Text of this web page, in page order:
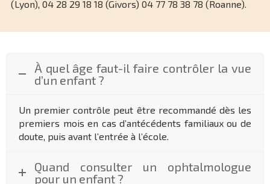
(Lyon), 04 28 29 18 18 (Givors) 04 77 78 38 78 (Roanne).
À quel âge faut-il faire contrôler la vue
d’un enfant ?
Un premier contrôle peut être recommandé dès les
premiers mois en cas d’antécédents familiaux ou de
doute, puis avant l’entrée à l’école.
Quand consulter un ophtalmologue
pour un enfant ?